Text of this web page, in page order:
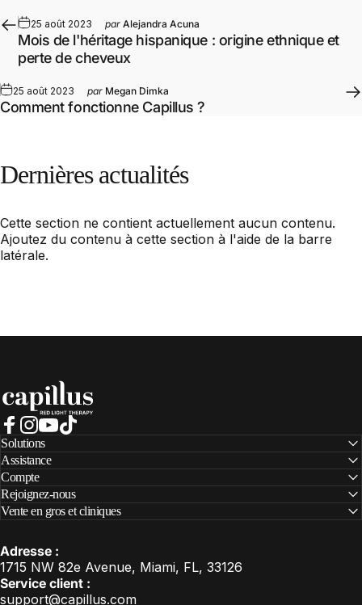
25 août 2023 par Alejandra Acuna
Mois de l'héritage hispanique : origine ethnique et
perte de cheveux
25 août 2023 par Megan Dimka
Comment fonctionne Capillus ?
Dernières actualités
Cette section ne contient actuellement aucun contenu.
Ajoutez du contenu à cette section à l'aide de la barre
latérale.
Capillus
Facebook
Instagram
YouTube
Adresse :
1715 NW 82e Avenue, Miami, FL, 33126
Service client :
support@capillus.com
Solutions
Assistance
Compte
Rejoignez-nous
Vente en gros et cliniques